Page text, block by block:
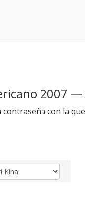
2007 —
contraseña con la